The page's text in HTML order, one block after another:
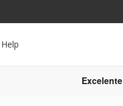
Help
Excelente